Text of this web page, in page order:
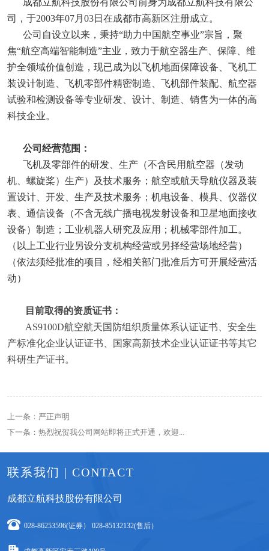
司，于2003年07月03日在成都市高新区注册成立。
公司自设立以来，秉持“助力中国航空事业”宗旨，聚
焦“航空高端智能制造”主业，致力于航空器生产、保障、维
护全领域价值创造，现已成为以飞机地面保障设备、飞机工
装设计制造、飞机零部件精密制造、飞机部件装配、航空器
试验和检测设备等专业研发、设计、制造、销售为一体的高
科技企业。
公司经营范围：
飞机及零部件的研发、生产（不含民用航空器（发动
机、螺旋桨）生产）及技术服务；航空或航天导航仪器及装
置设计、开发、生产及技术服务；机电设备、模具、仪器仪
表、通信设备（不含无线广播电视发射设备和卫星地面接收
设备）制造；工业机器人研究及应用；机械零部件加工。
（以上工业行业另设分支机构经营或另择经营场地经营）
（依法须经批准的项目，经相关部门批准后方可开展经营活
动）
目前取得的资质证书：
AS9100D航空航天国防组织质量体系认证证书、 安全生
产标准化企业认证证书、
国家高新技术企业认证证书等其它
科研生产证书。
上一条：严正声明
下一条：热烈祝贺我公司网站即将正式开通，欢迎...
联系我们 | CONTACT
成都立航科技股份有限公司
028-86253596(证券） 028-85132132(售后）